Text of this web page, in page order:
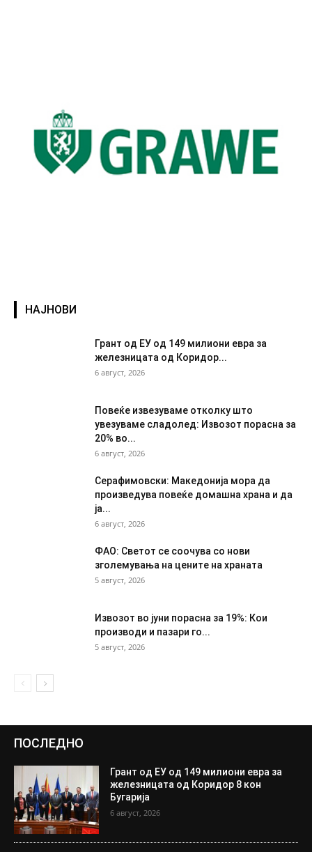
НАЈНОВИ
Грант од ЕУ од 149 милиони евра за
железницата од Коридор...
6 август, 2026
Повеќе извезуваме отколку што
увезуваме сладолед: Извозот порасна за
20% во...
6 август, 2026
Серафимовски: Македонија мора да
произведува повеќе домашна храна и да
ја...
6 август, 2026
ФАО: Светот се соочува со нови
зголемувања на цените на храната
5 август, 2026
Извозот во јуни порасна за 19%: Кои
производи и пазари го...
5 август, 2026
ПОСЛЕДНО
Грант од ЕУ од 149 милиони евра за
железницата од Коридор 8 кон
Бугарија
6 август, 2026